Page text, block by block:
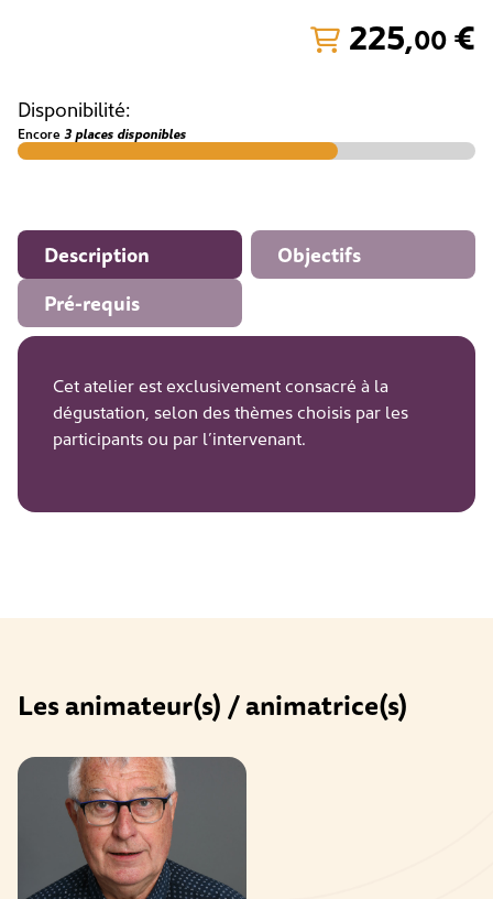
225,00 €
Disponibilité:
Encore3 places disponibles
Description
Objectifs
Pré-requis
Cet atelier est exclusivement consacré à la
dégustation, selon des thèmes choisis par les
participants ou par l’intervenant.
Les animateur(s) / animatrice(s)